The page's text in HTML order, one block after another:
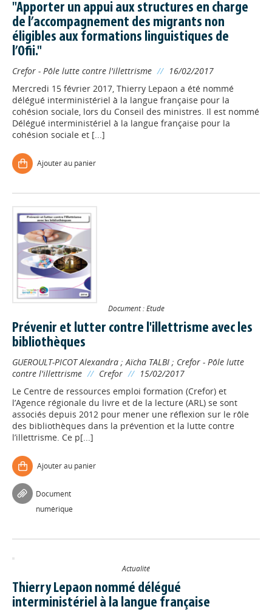
"Apporter un appui aux structures en charge
de l’accompagnement des migrants non
éligibles aux formations linguistiques de
l’Ofii."
Crefor - Pôle lutte contre l'illettrisme // 16/02/2017
Mercredi 15 février 2017, Thierry Lepaon a été nommé
délégué interministériel à la langue française pour la
cohésion sociale, lors du Conseil des ministres. Il est nommé
Délégué interministériel à la langue française pour la
cohésion sociale et [...]
Ajouter au panier
Document : Etude
Prévenir et lutter contre l'illettrisme avec les
bibliothèques
GUEROULT-PICOT Alexandra ;Aïcha TALBI ; Crefor - Pôle lutte
contre l'illettrisme // Crefor // 15/02/2017
Le Centre de ressources emploi formation (Crefor) et
l’Agence régionale du livre et de la lecture (ARL) se sont
associés depuis 2012 pour mener une réflexion sur le rôle
des bibliothèques dans la prévention et la lutte contre
l’illettrisme. Ce p[...]
Ajouter au panier
Document
numérique
Actualité
Thierry Lepaon nommé délégué
interministériel à la langue française